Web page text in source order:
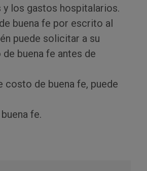
los gastos hospitalarios.
buena fe por escrito al
puede solicitar a su
buena fe antes de
costo de buena fe, puede
fe.